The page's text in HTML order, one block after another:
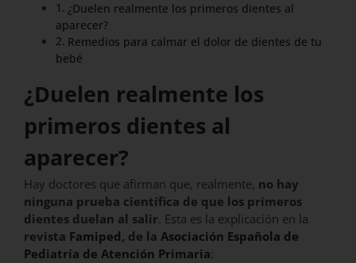
¿Duelen realmente los primeros dientes al
aparecer?
Remedios para calmar el dolor de dientes de tu
bebé
¿Duelen realmente los
primeros dientes al
aparecer?
Hay doctores que afirman que, realmente, no hay
ninguna prueba científica de que los primeros
dientes duelan al salir. Esta es la explicación en la
revista Famiped, de la Asociación Española de
Pediatría de Atención Primaria: